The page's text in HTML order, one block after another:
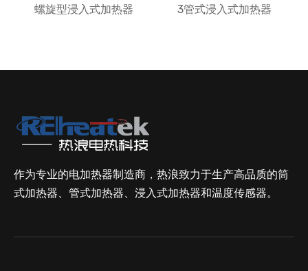
螺旋型浸入式加热器 3管式浸入式加热器
作为专业的电加热器制造商，热浪致力于生产高品质的筒
式加热器、管式加热器、浸入式加热器和温度传感器。